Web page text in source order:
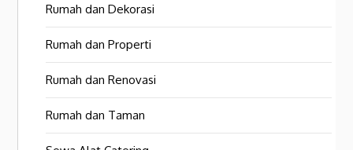
Rumah dan Dekorasi
Rumah dan Properti
Rumah dan Renovasi
Rumah dan Taman